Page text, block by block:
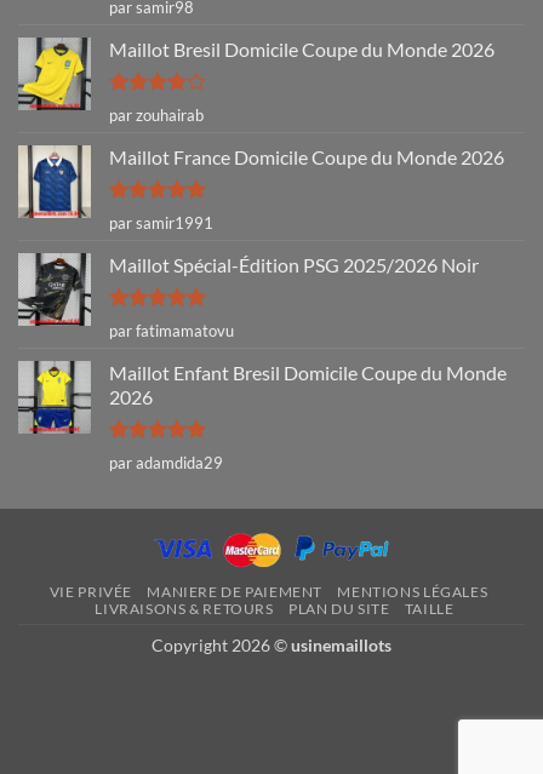
5
par samir98
Maillot Bresil Domicile Coupe du Monde 2026
Note4
sur 5
par zouhairab
Maillot France Domicile Coupe du Monde 2026
Note5sur
5
par samir1991
Maillot Spécial-Édition PSG 2025/2026 Noir
Note5sur
5
par fatimamatovu
Maillot Enfant Bresil Domicile Coupe du Monde
2026
Note5sur
5
par adamdida29
VIE PRIVÉE MANIERE DE PAIEMENT
MENTIONS LÉGALES
LIVRAISONS & RETOURS
PLAN DU SITE TAILLE
Copyright 2026 ©usinemaillots